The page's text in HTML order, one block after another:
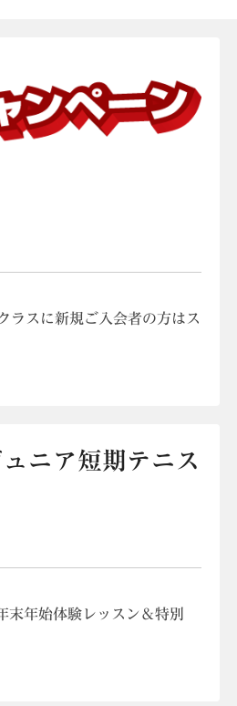
ラスに新規ご入会者の方はス
ニア短期テニス
年始体験レッスン＆特別